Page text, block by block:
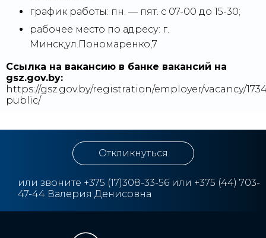
график работы: пн. — пят. с 07-00 до 15-30;
рабочее место по адресу: г.
Минск,ул.Пономаренко,7
Ссылка на вакансию в банке вакансий на
gsz.gov.⁣by:
https://gsz.gov.by/registration/employer/vacancy/
public/
Откликнуться
или звоните +375 (17)308-33-56 или +375 (44) 703-
47-44 Валерия Денисовна